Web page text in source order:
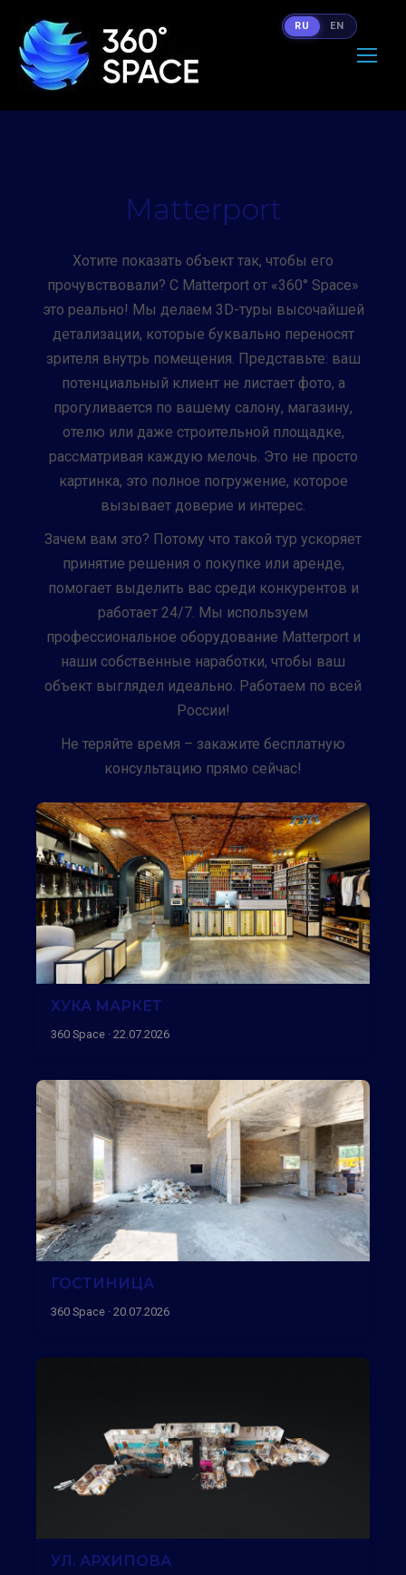
Matterport
Хотите показать объект так, чтобы его
прочувствовали? С Matterport от «360° Space»
это реально! Мы делаем 3D-туры высочайшей
детализации, которые буквально переносят
зрителя внутрь помещения. Представьте: ваш
потенциальный клиент не листает фото, а
прогуливается по вашему салону, магазину,
отелю или даже строительной площадке,
рассматривая каждую мелочь. Это не просто
картинка, это полное погружение, которое
вызывает доверие и интерес.
Зачем вам это? Потому что такой тур ускоряет
принятие решения о покупке или аренде,
помогает выделить вас среди конкурентов и
работает 24/7. Мы используем
профессиональное оборудование Matterport и
наши собственные наработки, чтобы ваш
объект выглядел идеально. Работаем по всей
России!
Не теряйте время – закажите бесплатную
консультацию прямо сейчас!
ХУКА МАРКЕТ
360 Space · 22.07.2026
ГОСТИНИЦА
360 Space · 20.07.2026
УЛ. АРХИПОВА
RU EN